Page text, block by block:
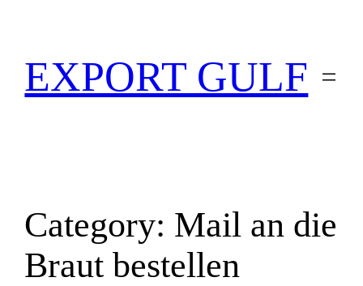
EXPORT GULF
Category: Mail an die
Braut bestellen